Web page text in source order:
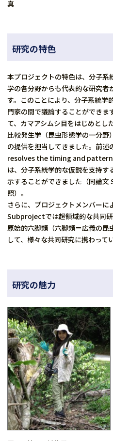
真 図2:昆虫の
研究の特色
本プロジェクトの特色は、分子系
学の各分野からも代表的な研究者
す。このことにより、分子系統学
門家の間で議論することができま
て、カマアシムシ目をはじめとし
比較発生学（昆虫形態学の一分野
の提供を担当してきました。前
resolves the timing and
は、分子系統学的な仮説を支持
示することができました（同論
照）。
さらに、プロジェクトメンバーに
Subprojectでは超領域的な共同
原始的六脚類（六脚類＝広義の
して、様々な共同研究に携わって
研究の魅力